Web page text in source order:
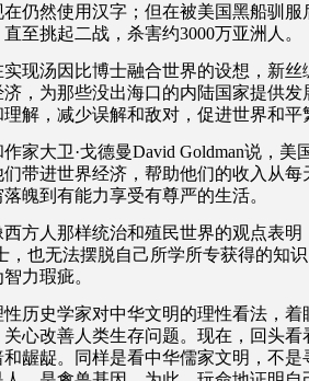
仍然使用汉字；但在被美国黑船驯
至挑起二战，杀害约3000万亚洲人。
现汤因比博士融合世界的设想，新
，为那些没出海口的内陆国家提供
解，减少误解和敌对，促进世界和平
家大卫·戈德曼David Goldman说， 美
带进世界经济，帮助他们的收入从每
魄到有能力享受有尊严的生活。
方人那样统治和殖民世界的观点表
，也无法摆脱自己所学所专获得的知
力瑕疵。
历史学家对中华文明的理性看法，
关心改善人类生存问题。现在，回头
和龌龊。同样是看中华儒家文明，不